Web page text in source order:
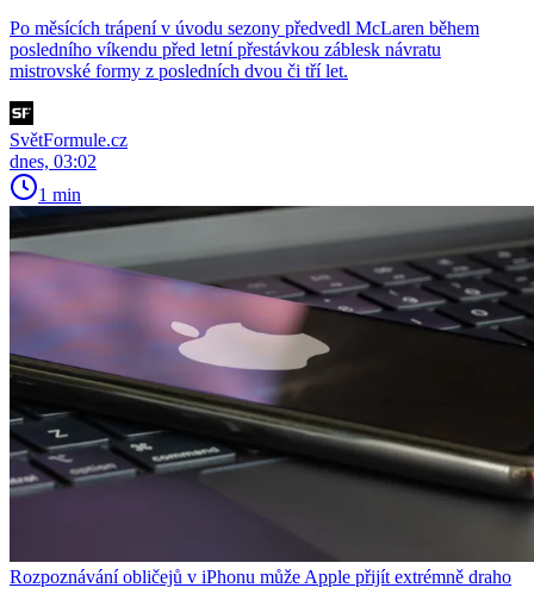
Po měsících trápení v úvodu sezony předvedl McLaren během
posledního víkendu před letní přestávkou záblesk návratu
mistrovské formy z posledních dvou či tří let.
SvětFormule.cz
dnes, 03:02
1 min
Rozpoznávání obličejů v iPhonu může Apple přijít extrémně draho